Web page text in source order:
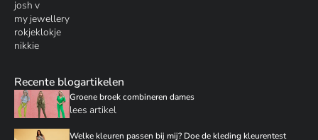
josh v
my jewellery
rokjeklokje
nikkie
Recente blogartikelen
Groene broek combineren dames
lees artikel
Welke kleuren passen bij mij? Doe de kleding kleurentest